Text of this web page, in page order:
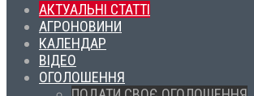
АКТУАЛЬНІ СТАТТІ
АГРОНОВИНИ
КАЛЕНДАР
ВІДЕО
ОГОЛОШЕННЯ